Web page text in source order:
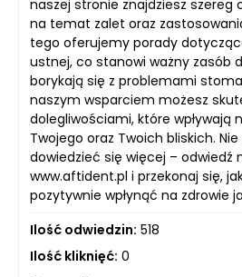
naszej stronie znajdziesz
na temat zalet oraz
tego oferujemy porady
ustnej, co stanowi ważny zasób
borykają się z problemami
naszym wsparciem możesz
dolegliwościami, które wpływają
Twojego oraz Twoich bliskich.
dowiedzieć się więcej – odwiedź
www.aftident.pl i przekonaj się,
pozytywnie wpłynąć na zdrowie
Ilość odwiedzin: 518
Ilość kliknięć: 0